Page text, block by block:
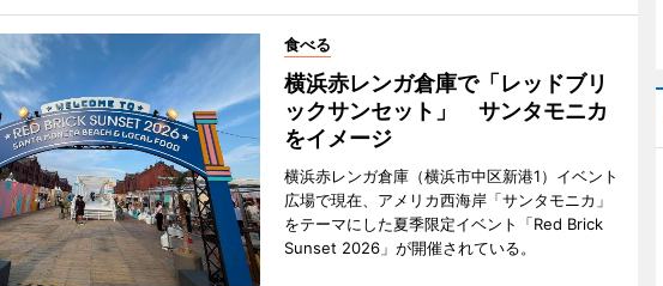
食べる
横浜赤レンガ倉庫で「レッドブリ
ックサンセット」 サンタモニカ
をイメージ
横浜赤レンガ倉庫（横浜市中区新港1）イベント
広場で現在、アメリカ西海岸「サンタモニカ」
をテーマにした夏季限定イベント「Red Brick
Sunset 2026」が開催されている。